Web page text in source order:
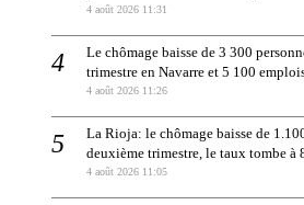
4 août 2026 11:31
Le chômage baisse de 3 300
trimestre en Navarre et 5 100
4 août 2026 11:26
La Rioja: le chômage baisse de
deuxième trimestre, le taux tombe à
4 août 2026 11:05